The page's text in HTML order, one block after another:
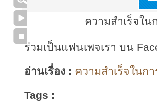
ความสำเร็จใ
ร่วมเป็นแฟนเพจเรา บน
อ่านเรื่อง : ความสำเร็จในก
Tags :